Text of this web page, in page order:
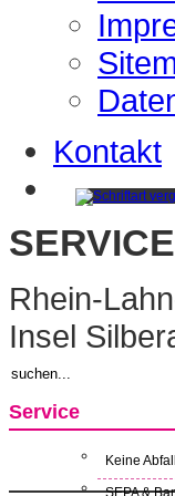
Kontakt
Rhein-
Insel
Service
Keine
SEPA &